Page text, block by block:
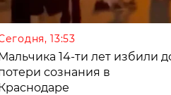
13:53
14-ти лет избили
сознания в